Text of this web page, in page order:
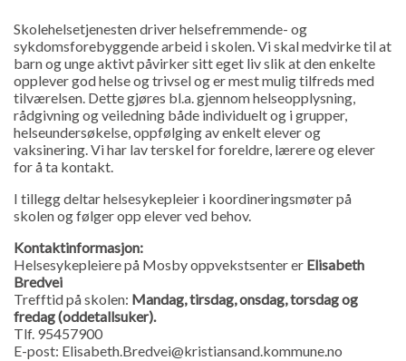
Skolehelsetjenesten driver helsefremmende- og
sykdomsforebyggende arbeid i skolen. Vi skal medvirke til at
barn og unge aktivt påvirker sitt eget liv slik at den enkelte
opplever god helse og trivsel og er mest mulig tilfreds med
tilværelsen. Dette gjøres bl.a. gjennom helseopplysning,
rådgivning og veiledning både individuelt og i grupper,
helseundersøkelse, oppfølging av enkelt elever og
vaksinering. Vi har lav terskel for foreldre, lærere og elever
for å ta kontakt.
I tillegg deltar helsesykepleier i koordineringsmøter på
skolen og følger opp elever ved behov.
Kontaktinformasjon:
Helsesykepleiere på Mosby oppvekstsenter er Elisabeth
Bredvei
Trefftid på skolen: Mandag, tirsdag, onsdag, torsdag og
fredag (oddetallsuker).
Tlf. 95457900
E-post: Elisabeth.Bredvei@kristiansand.kommune.no